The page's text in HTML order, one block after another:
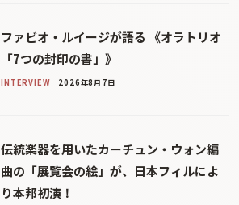
ファビオ・ルイージが語る 《オラトリオ
「7つの封印の書」》
INTERVIEW 2026年8月7日
伝統楽器を用いたカーチュン・ウォン編
曲の「展覧会の絵」が、日本フィルによ
り本邦初演！